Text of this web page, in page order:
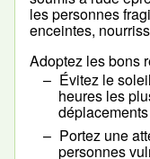
les personnes
enceintes,
Adoptez les bons
Évitez le
heures les
Portez une
personnes